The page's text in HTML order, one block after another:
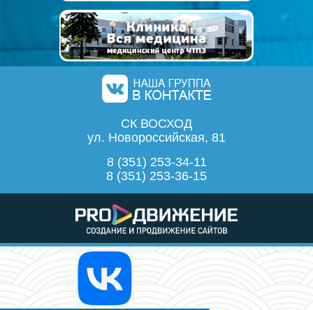
СК ВОСХОД
ул. Новороссийская, 81
8 (351) 253-34-11
8 (351) 253-36-15